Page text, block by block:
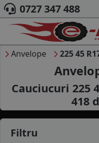
ACASA
DESPRE
ANVELOPE
0727 347 488
Anvelope 225 45
Cauciucuri 225
418
Filtru